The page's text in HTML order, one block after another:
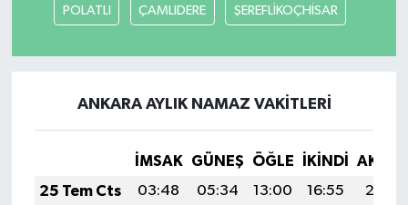
POLATLI ÇAMLIDERE ŞEREFLİKOÇHİSAR
ANKARA AYLIK NAMAZ VAKITLERI
İMSAK GÜNEŞ ÖĞLE İKINDI
25 Tem Cts
03:48 05:34 13:00 16:55
20:17